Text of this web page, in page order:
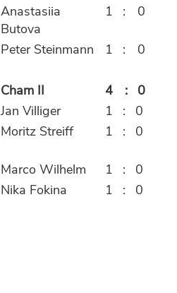
Anastasiia
Butova
1 : 0
Peter Steinmann 1 : 0
Cham II 4 :
0
Jan Villiger 1 :
0
Moritz Streiff 1 : 0
Marco Wilhelm 1 :
0
Nika Fokina 1 : 0